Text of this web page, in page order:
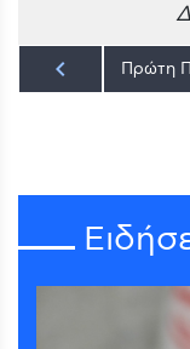
keyboard_arrow_left